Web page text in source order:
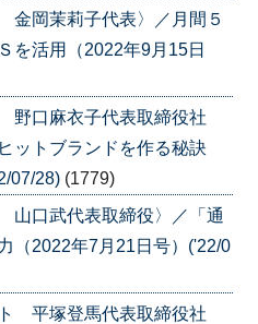
岡茉莉子代表〉／月間５
を活用（2022年9月15日
口麻衣子代表取締役社
ットブランドを作る秘訣
07/28) (1779)
口武代表取締役〉／「通
（2022年7月21日号）('22/0
平塚登馬代表取締役社